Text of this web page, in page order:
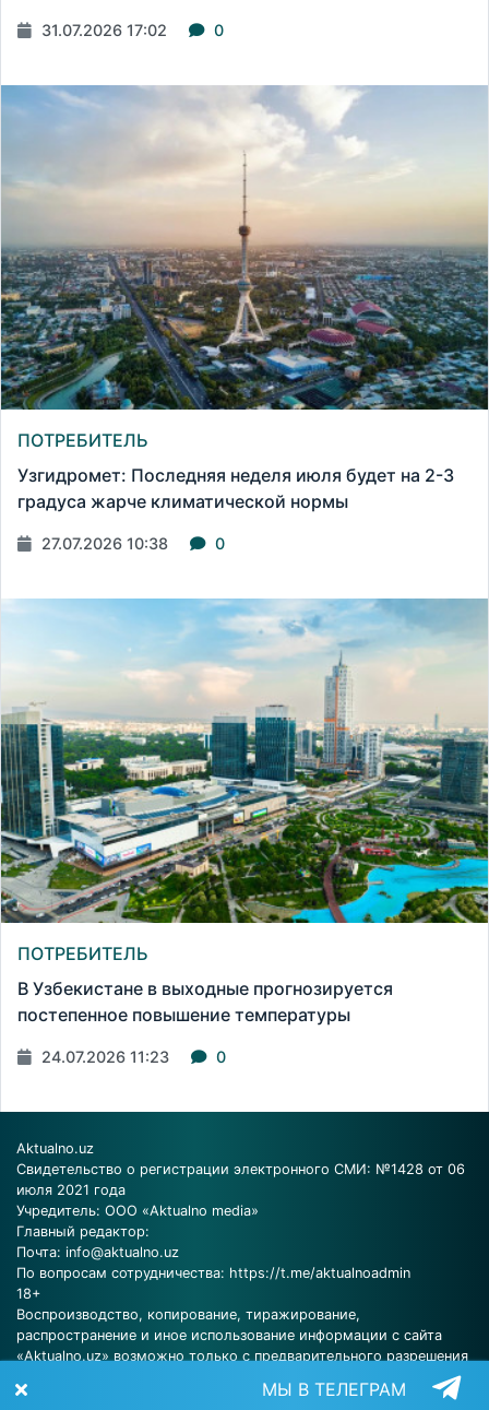
31.07.2026 17:02 0
ПОТРЕБИТЕЛЬ
Узгидромет: Последняя неделя июля будет на 2-3
градуса жарче климатической нормы
27.07.2026 10:38 0
ПОТРЕБИТЕЛЬ
В Узбекистане в выходные прогнозируется
постепенное повышение температуры
24.07.2026 11:23 0
Aktualno.uz
Свидетельство о регистрации электронного СМИ: №1428 от 06
июля 2021 года
Учредитель: ООО «Aktualno media»
Главный редактор:
Почта: info@aktualno.uz
По вопросам сотрудничества: https://t.me/aktualnoadmin
18+
Воспроизводство, копирование, тиражирование,
распространение и иное использование информации с сайта
«Aktualno.uz» возможно только с предварительного разрешения
МЫ В ТЕЛЕГРАМ